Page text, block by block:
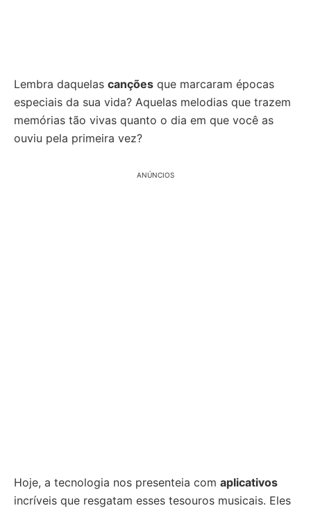
Lembra daquelas canções que marcaram épocas
especiais da sua vida? Aquelas melodias que trazem
memórias tão vivas quanto o dia em que você as
ouviu pela primeira vez?
ANÚNCIOS
Hoje, a tecnologia nos presenteia com aplicativos
incríveis que resgatam esses tesouros musicais. Eles